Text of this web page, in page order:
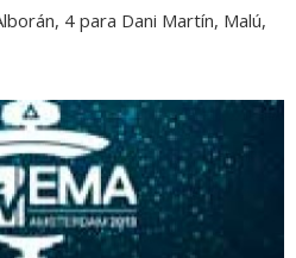
4 para Dani Martín, Malú,